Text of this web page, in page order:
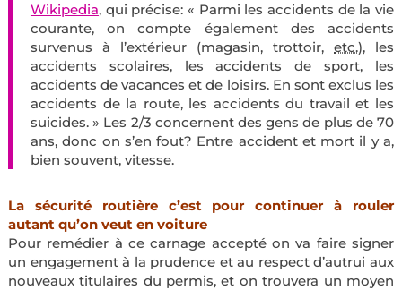
Wikipedia, qui précise: « Parmi les accidents de la vie
courante, on compte également des accidents
survenus à l’extérieur (magasin, trottoir,etc.), les
accidents scolaires, les accidents de sport, les
accidents de vacances et de loisirs. En sont exclus les
accidents de la route, les accidents du travail et les
suicides. » Les 2/3 concernent des gens de plus de 70
ans, donc on s’en fout? Entre accident et mort il y a,
bien souvent, vitesse.
La sécurité routière c’est pour continuer à rouler
autant qu’on veut en voiture
Pour remédier à ce carnage accepté on va faire signer
un engagement à la prudence et au respect d’autrui aux
nouveaux titulaires du permis, et on trouvera un moyen